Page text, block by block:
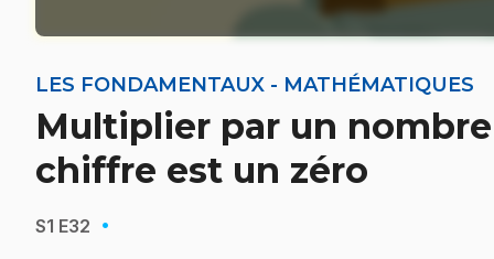
LES FONDAMENTAUX - MATHÉMATIQUES
Multiplier par un
chiffre est un zéro
S1 E32 ·